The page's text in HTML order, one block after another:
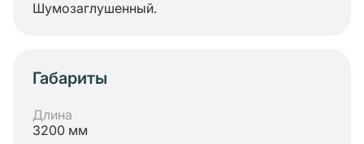
Шумозаглушенный.
Габариты
Длина
3200 мм